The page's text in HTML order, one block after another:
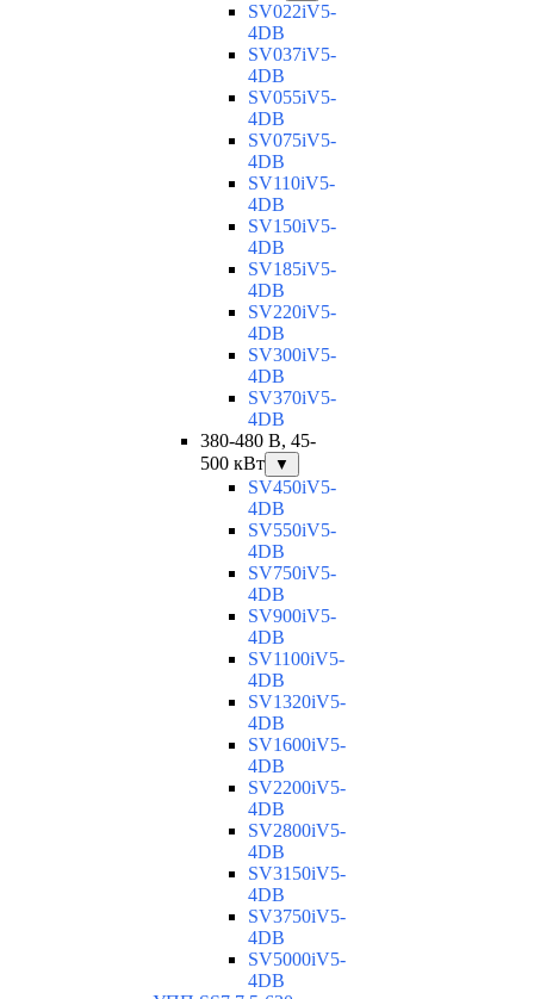
SV022iV5-
4DB
SV037iV5-
4DB
SV055iV5-
4DB
SV075iV5-
4DB
SV110iV5-
4DB
SV150iV5-
4DB
SV185iV5-
4DB
SV220iV5-
4DB
SV300iV5-
4DB
SV370iV5-
4DB
380-480 В, 45-
500 кВт
▼
SV450iV5-
4DB
SV550iV5-
4DB
SV750iV5-
4DB
SV900iV5-
4DB
SV1100iV5-
4DB
SV1320iV5-
4DB
SV1600iV5-
4DB
SV2200iV5-
4DB
SV2800iV5-
4DB
SV3150iV5-
4DB
SV3750iV5-
4DB
SV5000iV5-
4DB